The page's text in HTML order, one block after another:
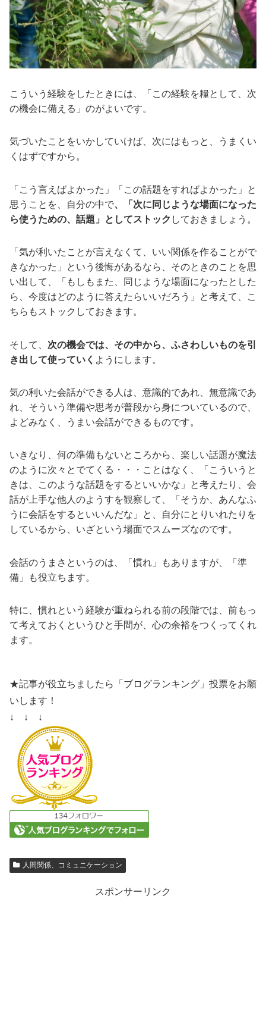
こういう経験をしたときには、「この経験を糧として、次
の機会に備える」のがよいです。
気づいたことをいかしていけば、次にはもっと、うまくい
くはずですから。
「こう言えばよかった」「この話題をすればよかった」と
思うことを、自分の中で、「次に同じような場面になった
ら使うための、話題」としてストック しておきましょう。
「気が利いたことが言えなくて、いい関係を作ることがで
きなかった」という後悔があるなら、そのときのことを思
い出して、「もしもまた、同じような場面になったとした
ら、今度はどのように答えたらいいだろう」と考えて、こ
ちらもストックしておきます。
そして、 次の機会では、その中から、ふさわしいものを引
き出して使っていく ようにします。
気の利いた会話ができる人は、意識的であれ、無意識であ
れ、そういう準備や思考が普段から身についているので、
よどみなく、うまい会話ができるものです。
いきなり、何の準備もないところから、楽しい話題が魔法
のように次々とでてくる・・・ことはなく、「こういうと
きは、このような話題をするといいかな」と考えたり、会
話が上手な他人のようすを観察して、「そうか、あんなふ
うに会話をするといいんだな」と、自分にとりいれたりを
しているから、いざという場面でスムーズなのです。
会話のうまさというのは、「慣れ」もありますが、「準
備」も役立ちます。
特に、慣れという経験が重ねられる前の段階では、前もっ
て考えておくというひと手間が、心の余裕をつくってくれ
ます。
★記事が役立ちましたら「ブログランキング」投票をお願
いします！
↓ ↓ ↓
人間関係、コミュニケーション
スポンサーリンク